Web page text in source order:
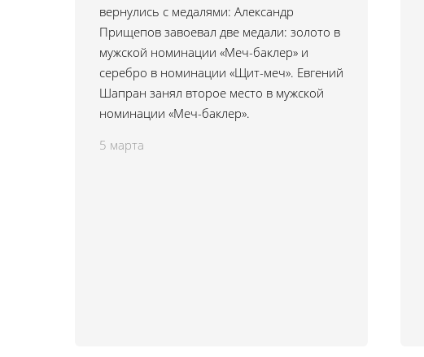
вернулись с медалями: Александр
Прищепов завоевал две медали: золото в
мужской номинации «Меч-баклер» и
серебро в номинации «Щит-меч». Евгений
Шапран занял второе место в мужской
номинации «Меч-баклер».
5 марта